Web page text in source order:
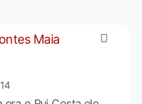
Maia